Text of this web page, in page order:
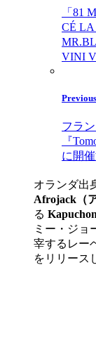
「81
CÉ
VINI
フラ
『
に開
オランダ出
Afrojack（
る
ミー・ジョ
宰するレー
をリリース